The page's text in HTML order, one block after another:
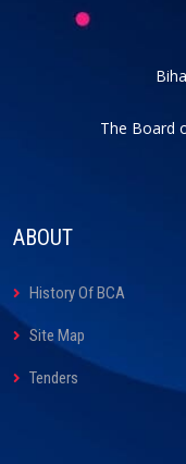
The Board
ABOUT
History Of BCA
Site Map
Tenders